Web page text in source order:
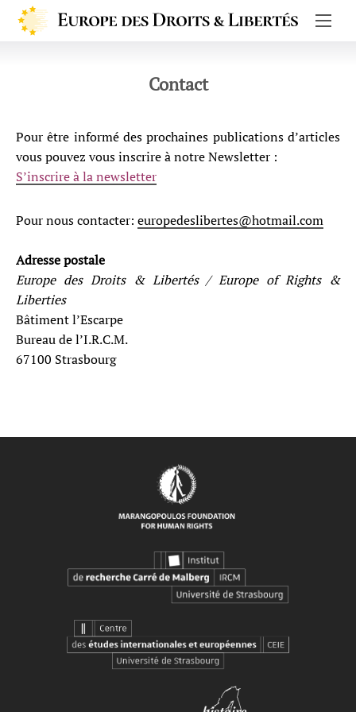
Contact
Pour être informé des prochaines publications d’articles
vous pouvez vous inscrire à notre Newsletter :
S’inscrire à la newsletter
Pour nous contacter: europedeslibertes@hotmail.com
Adresse postale
Europe des Droits & Libertés / Europe of Rights &
Liberties
Bâtiment l’Escarpe
Bureau de l’I.R.C.M.
67100 Strasbourg